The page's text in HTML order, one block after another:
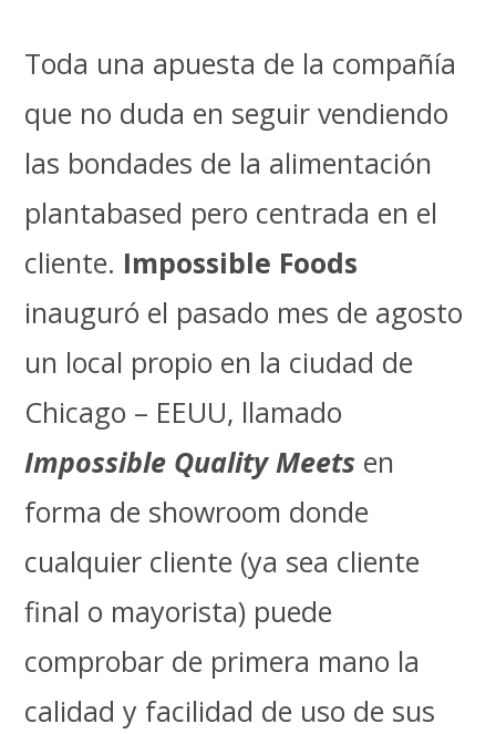
Toda una apuesta de la compañía
que no duda en seguir vendiendo
las bondades de la alimentación
plantabased pero centrada en el
cliente. Impossible Foods
inauguró el pasado mes de agosto
un local propio en la ciudad de
Chicago – EEUU, llamado
Impossible Quality Meets en
forma de showroom donde
cualquier cliente (ya sea cliente
final o mayorista) puede
comprobar de primera mano la
calidad y facilidad de uso de sus